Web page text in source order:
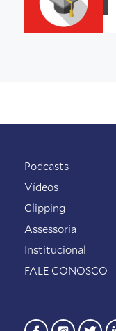
Podcasts
Vídeos
Clipping
Assessoria
Institucional
FALE CONOSCO